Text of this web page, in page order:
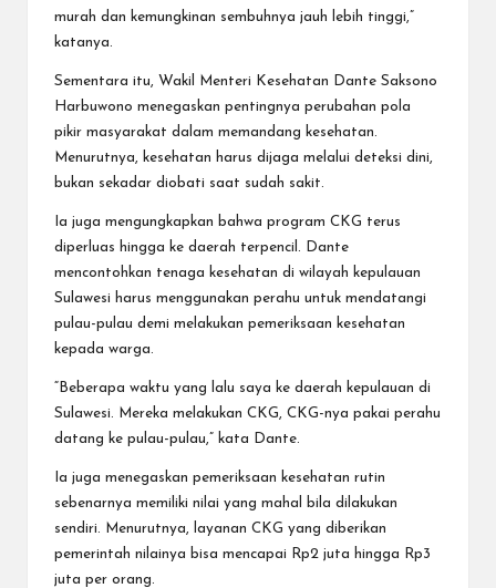
murah dan kemungkinan sembuhnya jauh lebih tinggi,”
katanya.
Sementara itu, Wakil Menteri Kesehatan Dante Saksono
Harbuwono menegaskan pentingnya perubahan pola
pikir masyarakat dalam memandang kesehatan.
Menurutnya, kesehatan harus dijaga melalui deteksi dini,
bukan sekadar diobati saat sudah sakit.
Ia juga mengungkapkan bahwa program CKG terus
diperluas hingga ke daerah terpencil. Dante
mencontohkan tenaga kesehatan di wilayah kepulauan
Sulawesi harus menggunakan perahu untuk mendatangi
pulau-pulau demi melakukan pemeriksaan kesehatan
kepada warga.
“Beberapa waktu yang lalu saya ke daerah kepulauan di
Sulawesi. Mereka melakukan CKG, CKG-nya pakai perahu
datang ke pulau-pulau,” kata Dante.
Ia juga menegaskan pemeriksaan kesehatan rutin
sebenarnya memiliki nilai yang mahal bila dilakukan
sendiri. Menurutnya, layanan CKG yang diberikan
pemerintah nilainya bisa mencapai Rp2 juta hingga Rp3
juta per orang.